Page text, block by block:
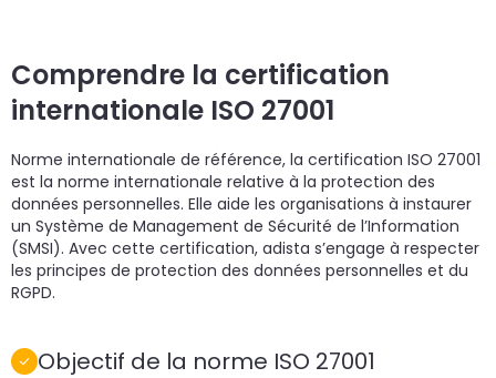
Comprendre la certification
internationale ISO 27001
Norme internationale de référence, la certification ISO 27001
est la norme internationale relative à la protection des
données personnelles. Elle aide les organisations à instaurer
un Système de Management de Sécurité de l’Information
(SMSI). Avec cette certification, adista s’engage à respecter
les principes de protection des données personnelles et du
RGPD.
Objectif de la norme ISO 27001